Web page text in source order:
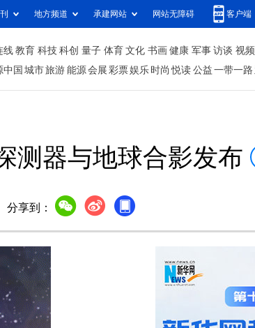
地方频道 承建网站 网站无障碍 客户端
线 教育 科技 科创 量子 体育 文化 书画 健康 军事 访谈 视频
中国 城市旅游 能源 会展 彩票娱乐 时尚 悦读 公益 一带一路
测器与地球合影发布
分享到：